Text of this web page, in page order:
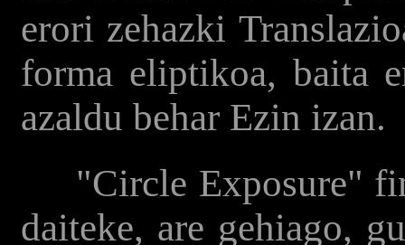
erori zehazki
forma eliptikoa, baita
azaldu behar Ezin izan.
"Circle Exposure"
daiteke, are gehiago,